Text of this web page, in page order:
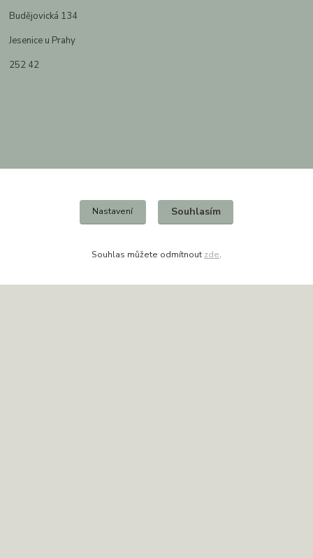
Budějovická 134
Jesenice u Prahy
252 42
Nastavení Souhlasím
Souhlas můžete odmítnout zde.